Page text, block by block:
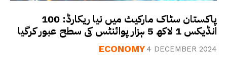
پاکستان سٹاک مارکیٹ میں نیا ریکارڈ: 100
انڈیکس 1 لاکھ 5 ہزار پوائنٹس کی سطح عبور کرگیا
ECONOMY 4 DECEMBER 2024